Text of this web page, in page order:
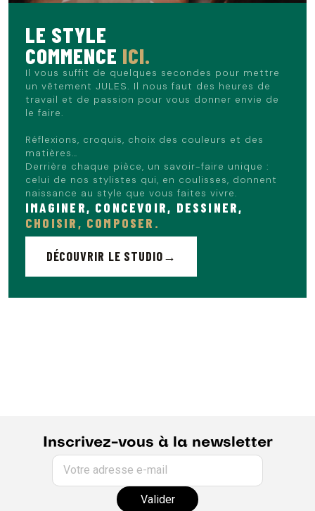
LE STYLE
COMMENCE ICI.
Il vous suffit de quelques secondes pour mettre
un vêtement JULES. Il nous faut des heures de
travail et de passion pour vous donner envie de
le faire.
Réflexions, croquis, choix des couleurs et des
matières…
Derrière chaque pièce, un savoir-faire unique :
celui de nos stylistes qui, en coulisses, donnent
naissance au style que vous faites vivre.
IMAGINER, CONCEVOIR, DESSINER,
CHOISIR, COMPOSER.
DÉCOUVRIR LE STUDIO
Inscrivez-vous à la newsletter
Votre adresse e-mail
Valider